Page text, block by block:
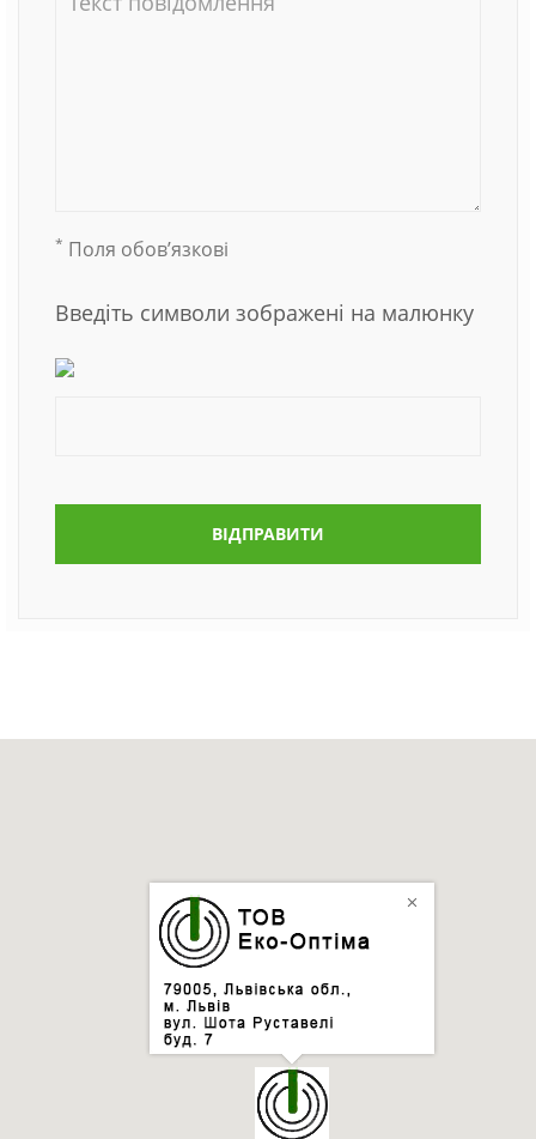
* Поля обов’язкові
Введіть символи зображені на малюнку
ВІДПРАВИТИ